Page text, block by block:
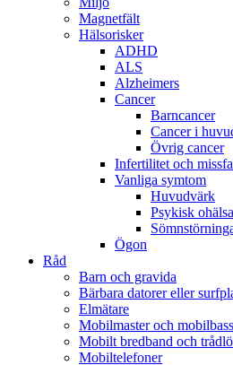
Magnetfält
Hälsorisker
ADHD
ALS
Alzheimers
Cancer
Barncancer
Cancer i
Övrig cancer
Infertilitet och
Vanliga symtom
Huvudvärk
Psykisk ohälsa
Ögon
Råd
Barn och gravida
Bärbara datorer eller
Elmätare
Mobilmaster och
Mobilt bredband och
Mobiltelefoner